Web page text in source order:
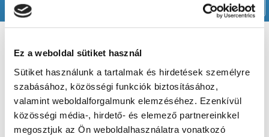
Ez a weboldal sütiket használ
Sütiket használunk a tartalmak és hirdetések személyre
szabásához, közösségi funkciók biztosításához,
valamint weboldalforgalmunk elemzéséhez. Ezenkívül
közösségi média-, hirdető- és elemező partnereinkkel
megosztjuk az Ön weboldalhasználatra vonatkozó
amennyiben kérdése adódik a díjszámítás vagy a szerződés
megkötése folyamán, állunk rendelkezésére a feltüntetett
elérhetőségeinken!
Az Eurorisk a balesetbiztosítási ajánlatot az Ön által
megadott e-mail címre továbbítja, a későbbiek folyamán a